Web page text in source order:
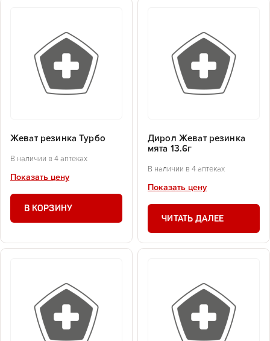
Жеват резинка Турбо
В наличии в 4 аптеках
Показать цену
В КОРЗИНУ
Дирол Жеват резинка
мята 13.6г
В наличии в 4 аптеках
Показать цену
ЧИТАТЬ ДАЛЕЕ